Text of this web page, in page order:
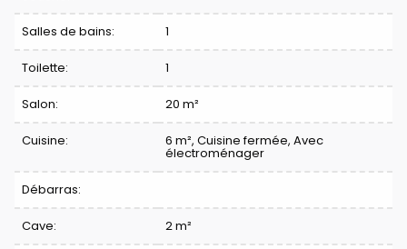
Salles de bains: 1
Toilette: 1
Salon: 20 m²
Cuisine: 6 m², Cuisine fermée, Avec
électroménager
Débarras:
Cave: 2 m²